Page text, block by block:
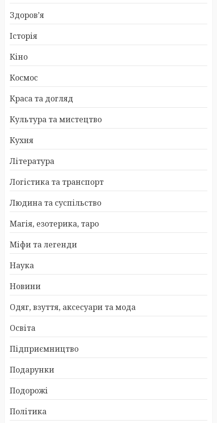
Здоров’я
Історія
Кіно
Космос
Краса та догляд
Культура та мистецтво
Кухня
Література
Логістика та транспорт
Людина та суспільство
Магія, езотерика, таро
Міфи та легенди
Наука
Новини
Одяг, взуття, аксесуари та мода
Освіта
Підприємництво
Подарунки
Подорожі
Політика